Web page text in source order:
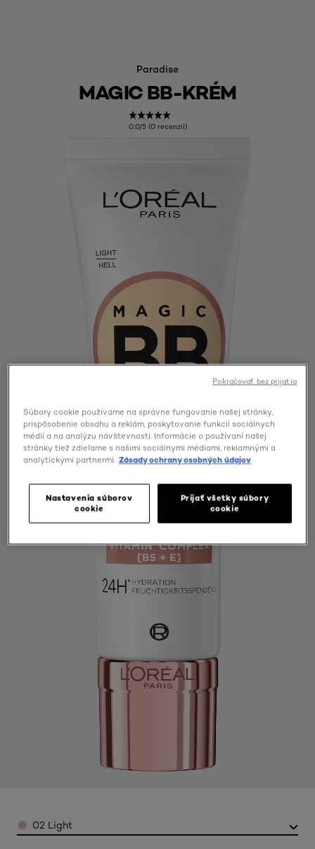
Paradise
MAGIC BB-KRÉM
0,0/5 (0 recenzií)
Color02 Light
Súbory cookie používame na správne fungovanie našej stránky,
prispôsobenie obsahu a reklám, poskytovanie funkcií sociálnych
médií a na analýzu návštevnosti. Informácie o používaní našej
stránky tiež zdieľame s našimi sociálnymi médiami, reklamnými a
analytickými partnermi. Zásady ochrany osobných údajov
Nastavenia súborov
cookie
Prijať všetky súbory
cookie
Pokračovať bez prijatia